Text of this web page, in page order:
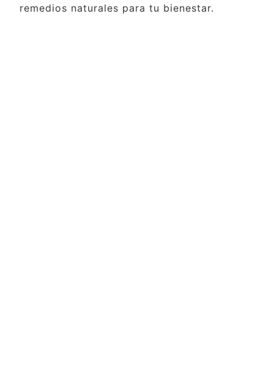
remedios naturales para tu bienestar.